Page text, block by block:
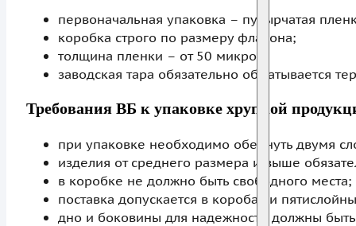
первоначальная упаковка – пузырчатая
коробка строго по размеру флакона;
толщина пленки – от 50 микрон;
заводская тара обязательно обматывается
Требования ВБ к упаковке хрупкой
при упаковке необходимо обернуть двумя
изделия от среднего размера и выше
в коробке не должно быть свободного места;
поставка допускается в коробах и
дно и боковины для надежности должны